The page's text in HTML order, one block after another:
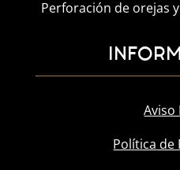
Perforación de orejas
Aviso
Política de